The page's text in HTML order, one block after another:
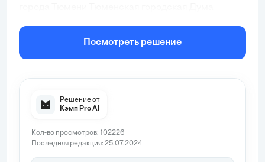
РЕШИЛА:
1. Внести в Положение о поощрениях
муниципального образования городской округ
Тюменской городской Думы от 26.09.2019 № 142 (с
изменениями, внесенными решением Тюменской
городской Думы от 31.10.2019 № 156) следующие
1.1. В Положении:
в пункте 3:
Посмотреть решение
Решение от
Кэмп Pro AI
Кол-во просмотров: 102226
Последняя редакция: 25.07.2024